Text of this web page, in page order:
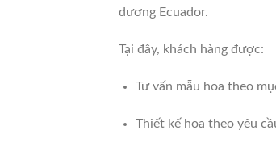
dương Ecuador.
Tại đây, khách hàng được:
Tư vấn mẫu hoa theo
Thiết kế hoa theo yêu